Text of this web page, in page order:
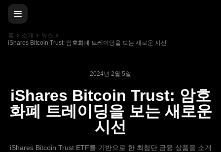
홈 소개
뉴스
iShares Bitcoin Trust: 암호화폐 트레이딩을 보는 새로운 시선
2024년 2월 5일
iShares Bitcoin Trust: 암호
화폐 트레이딩을 보는 새로운
시선
iShares Bitcoin Trust ETF를 기반으로 한 최첨단 금융 상품을 소개